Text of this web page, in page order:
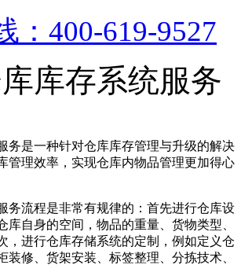
：400-619-9527
库存系统服务
务是一种针对仓库库存管理与升级的解决
管理效率，实现仓库内物品管理更加得心
务流程是非常有规律的：首先进行仓库设
库自身的空间，物品的重量、货物类型、
，进行仓库存储系统的定制，例如定义仓
装修、货架安装、标签整理、分拣技术、